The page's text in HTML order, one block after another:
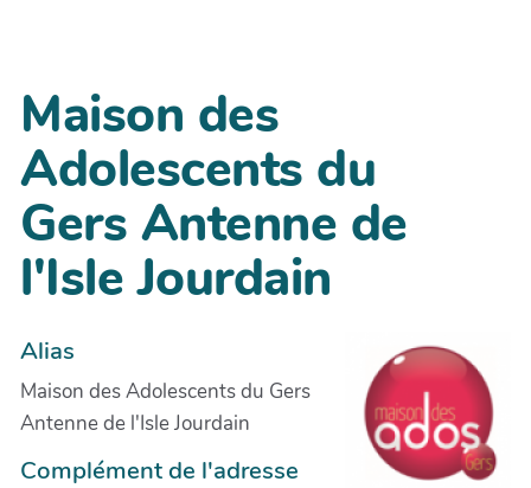
Maison des
Adolescents du
Gers Antenne de
l'Isle Jourdain
Alias
Maison des Adolescents du Gers
Antenne de l'Isle Jourdain
Complément de l'adresse